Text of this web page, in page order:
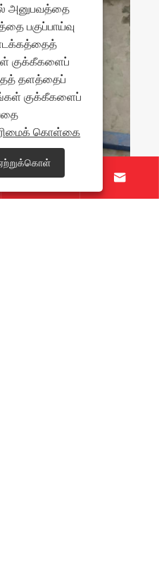

 
அனுபவத்தை
பகுப்பாய்வு
குக்கீகளைப்
தளத்தைப்
குக்கீகளைப்
கொள்கை